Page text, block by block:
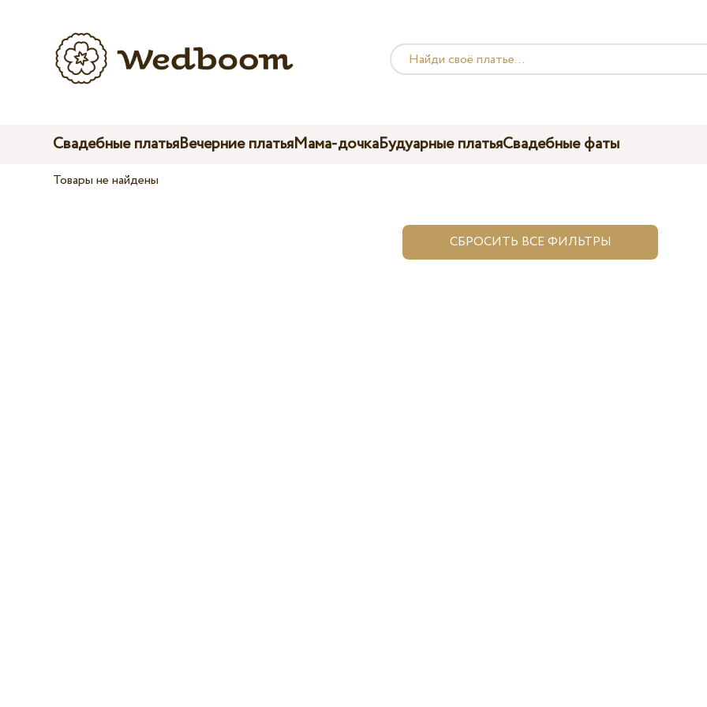
Свадебные платьяВечерние платьяМама-дочкаБудуарные платьяСвадебные фаты
Товары не найдены
СБРОСИТЬ ВСЕ ФИЛЬТРЫ